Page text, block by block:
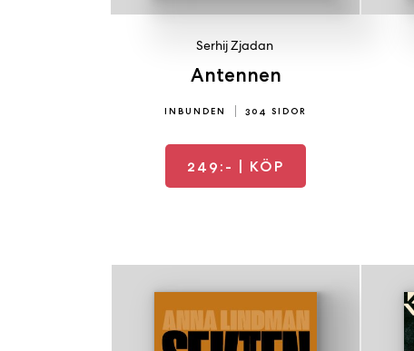
Antennen
Serhij Zjadan
INBUNDEN 304 SIDOR
249:- | KÖP